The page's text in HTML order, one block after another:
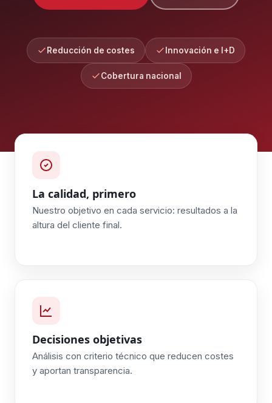
Reducción de costes Innovación e I+D
Cobertura nacional
La calidad, primero
Nuestro objetivo en cada servicio: resultados a la
altura del cliente final.
Decisiones objetivas
Análisis con criterio técnico que reducen costes
y aportan transparencia.